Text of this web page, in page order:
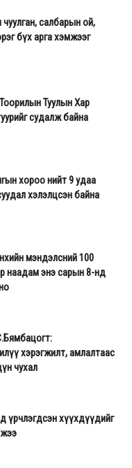
салбарын ой,
бүх арга хэмжээг
Туулын Хар
судалж байна
хороо нийт 9 удаа
хэлэлцсэн байна
мэндэлсний 100
наадам энэ сарын 8-нд
хэрэгжилт, амлалтаас
чухал
үрчлэгдсэн хүүхдүүдийг